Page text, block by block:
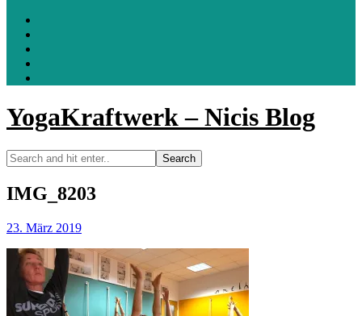
YogaKraftwerk – Nicis Blog
IMG_8203
23. März 2019